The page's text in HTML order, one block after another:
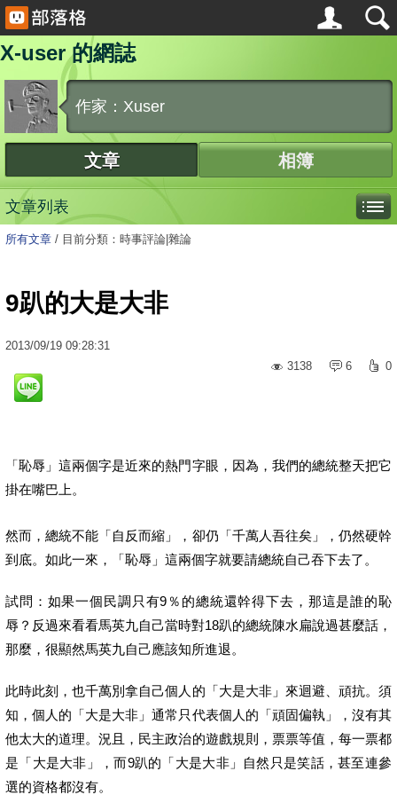
X-user 的網誌
作家：Xuser
文章 相簿
文章列表
所有文章 / 目前分類：時事評論|雜論
9趴的大是大非
2013/09/19 09:28:31
3138
6 0
「恥辱」這兩個字是近來的熱門字眼，因為，我們的總統整天把它
掛在嘴巴上。
然而，總統不能「自反而縮」，卻仍「千萬人吾往矣」，仍然硬幹
到底。如此一來，「恥辱」這兩個字就要請總統自己吞下去了。
試問：如果一個民調只有9％的總統還幹得下去，那這是誰的恥
辱？反過來看看馬英九自己當時對18趴的總統陳水扁說過甚麼話，
那麼，很顯然馬英九自己應該知所進退。
此時此刻，也千萬別拿自己個人的「大是大非」來迴避、頑抗。須
知，個人的「大是大非」通常只代表個人的「頑固偏執」，沒有其
他太大的道理。況且，民主政治的遊戲規則，票票等值，每一票都
是「大是大非」，而9趴的「大是大非」自然只是笑話，甚至連參
選的資格都沒有。